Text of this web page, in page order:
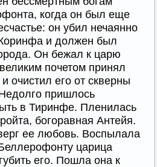
когда он был еще
он убил нечаянно
и должен был
Он бежал к царю
почетом принял
очистил его от скверны
пришлось
в Тиринфе. Пленилась
богоравная Антейя.
ее любовь. Воспылала
царица
его. Пошла она к